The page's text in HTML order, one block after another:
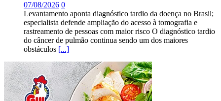
07/08/2026 0
Levantamento aponta diagnóstico tardio da doença no Brasil;
especialista defende ampliação do acesso à tomografia e
rastreamento de pessoas com maior risco O diagnóstico tardio
do câncer de pulmão continua sendo um dos maiores
obstáculos [...]